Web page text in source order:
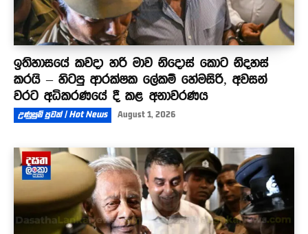
ඉතිහාසයේ කවදා හරි මාව නිදොස් කොට නිදහස්
කරයි – හිටපු ආරක්ෂක ලේකම් හේමසිරි, අවසන්
වරට අධිකරණයේ දී කළ අනාවරණය
උණුසුම් පුවත් | Hot News August 1, 2026